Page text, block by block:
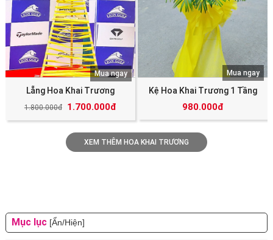
Lẵng Hoa Khai Trương
1.800.000đ 1.700.000đ
Mua ngay
Kệ Hoa Khai Trương 1 Tầng
980.000đ
Mua ngay
XEM THÊM HOA KHAI TRƯƠNG
Mục lục [Ẩn/Hiện]